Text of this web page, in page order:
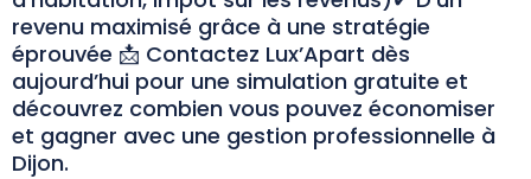
revenu maximisé grâce à une stratégie
éprouvée 📩 Contactez Lux’Apart dès
aujourd’hui pour une simulation gratuite et
découvrez combien vous pouvez économiser
et gagner avec une gestion professionnelle à
Dijon.